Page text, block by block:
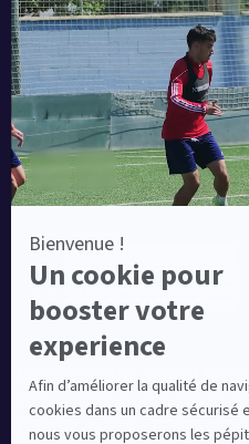
Blog
Une société de :
Equipementier sportif
10 ans, Ekinsport a été
Capital dans son